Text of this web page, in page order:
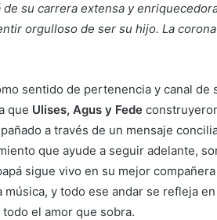
su carrera extensa y
orgulloso de ser su hijo. La
sentido de pertenencia y canal de
que Ulises, Agus y Fede
a través de un mensaje
que ayude a seguir adelante,
sigue vivo en su mejor compañera
y todo ese andar se refleja
el amor que sobra.